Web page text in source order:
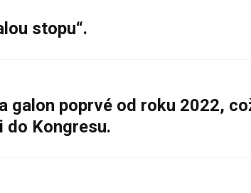
stopu“.
galon poprvé od roku 2022,
do Kongresu.